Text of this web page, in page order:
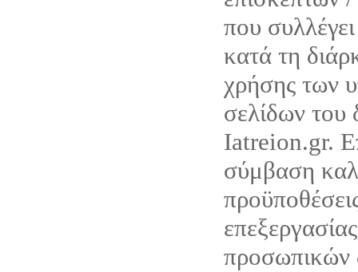
που
κατά τη
χρήσης των
σελίδων του
Iatreion.gr.
σύμβαση
προσωπικών